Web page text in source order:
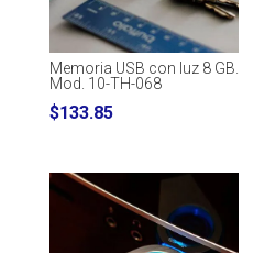
Memoria USB con luz 8 GB.
Mod. 10-TH-068
$133.85